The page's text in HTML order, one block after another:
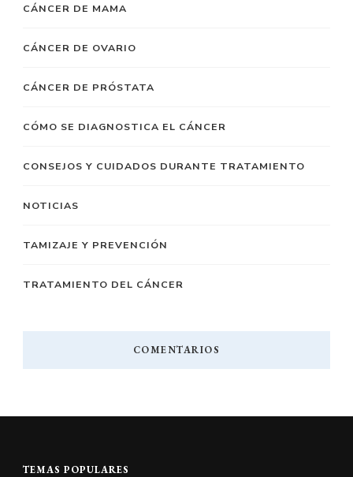
CÁNCER DE MAMA
CÁNCER DE OVARIO
CÁNCER DE PRÓSTATA
CÓMO SE DIAGNOSTICA EL CÁNCER
CONSEJOS Y CUIDADOS DURANTE TRATAMIENTO
NOTICIAS
TAMIZAJE Y PREVENCIÓN
TRATAMIENTO DEL CÁNCER
COMENTARIOS
TEMAS POPULARES